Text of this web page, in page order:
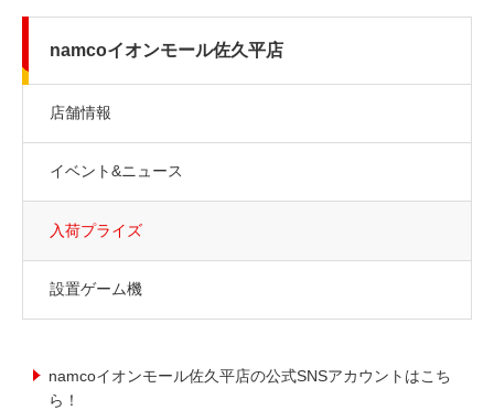
namcoイオンモール佐久平店
店舗情報
イベント&ニュース
入荷プライズ
設置ゲーム機
namcoイオンモール佐久平店の公式SNSアカウントはこち
ら！